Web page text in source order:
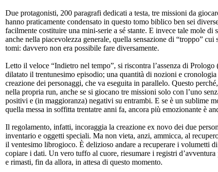
Due protagonisti, 200 paragrafi dedicati a testa, tre missioni da
hanno praticamente condensato in questo tomo biblico ben sei
facilmente costituire una mini-serie a sé stante. E invece tale mole
anche nella piacevolezza generale, quella sensazione di “troppo”
tomi: davvero non era possibile fare diversamente.
Letto il veloce “Indietro nel tempo”, si riscontra l’assenza di
dilatato il trentunesimo episodio; una quantità di nozioni e
creazione dei personaggi, che va eseguita in parallelo. Questo
nella propria run, anche se si giocano tre missioni solo con l’uno
positivi e (in maggioranza) negativi su entrambi. E se è un sublime
quella messa in soffitta trentatre anni fa, ancora più emozionante è
Il regolamento, infatti, incoraggia la creazione ex novo dei due
inventario e oggetti speciali. Ma non vieta, anzi, ammicca, al
il ventesimo librogioco. È delizioso andare a recuperare i volumetti
copiare i dati. Un vero tuffo al cuore, riesumare i registri
e rimasti, fin da allora, in attesa di questo momento.